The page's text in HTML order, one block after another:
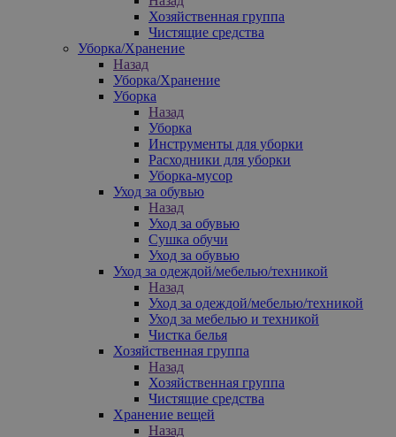
Хозяйственная группа
Чистящие средства
Уборка/Хранение
Назад
Уборка/Хранение
Уборка
Назад
Уборка
Инструменты для уборки
Расходники для уборки
Уборка-мусор
Уход за обувью
Назад
Уход за обувью
Сушка обучи
Уход за обувью
Уход за одеждой/мебелью/техникой
Назад
Уход за одеждой/мебелью/техникой
Уход за мебелью и техникой
Чистка белья
Хозяйственная группа
Назад
Хозяйственная группа
Чистящие средства
Хранение вещей
Назад